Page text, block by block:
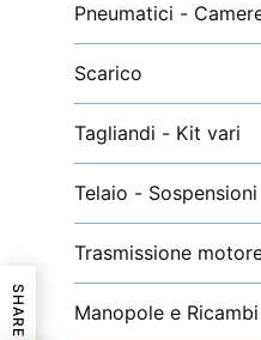
Pneumatici -
Scarico
Tagliandi - Kit vari
Telaio - Sospensioni
Trasmissione
Manopole e
SHARE